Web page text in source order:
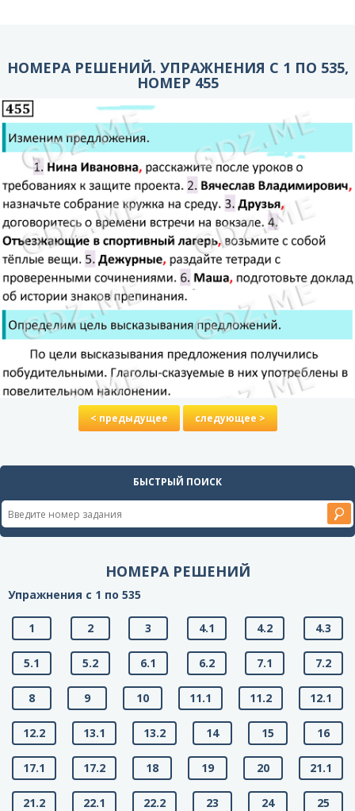
НОМЕРА РЕШЕНИЙ. УПРАЖНЕНИЯ С 1 ПО 535,
НОМЕР 455
< предыдущее следующее >
БЫСТРЫЙ ПОИСК
НОМЕРА РЕШЕНИЙ
Упражнения с 1 по 535
1 2 3 4.1 4.2 4.3
5.1 5.2 6.1 6.2 7.1 7.2
8 9 10 11.1 11.2 12.1
12.2 13.1 13.2 14 15 16
17.1 17.2 18 19 20 21.1
21.2 22.1 22.2 23 24 25